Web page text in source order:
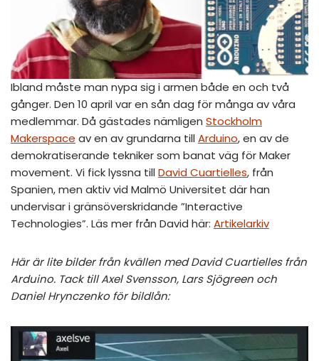
Ibland måste man nypa sig i armen både en och två
gånger. Den 10 april var en sån dag för många av våra
medlemmar. Då gästades nämligen Stockholm
Makerspace av en av grundarna tillArduino, en av de
demokratiserande tekniker som banat väg för Maker
movement. Vi fick lyssna tillDavid Cuartielles, från
Spanien, men aktiv vid Malmö Universitet där han
undervisar i gränsöverskridande ”Interactive
Technologies”. Läs mer från David här: Artikelarkiv
Här är lite bilder från kvällen med David Cuartielles från
Arduino. Tack till Axel Svensson, Lars Sjögreen och
Daniel Hrynczenko för bildlån: